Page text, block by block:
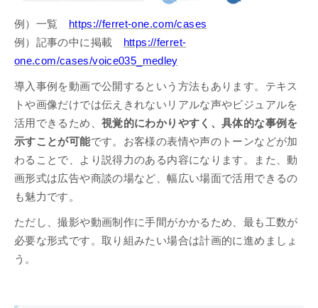
例）一覧
https://ferret-one.com/cases
例）記事の中に掲載
https://ferret-
one.com/cases/voice035_medley
導入事例を動画で公開するという方法もあります。テキス
トや画像だけでは伝えきれないリアルな声やビジュアルを
活用できるため、 視覚的にわかりやすく、具体的な事例を
示すことが可能です。お客様の表情や声のトーンなどが加
わることで、より説得力のある内容になります。また、動
画形式は広告や商談の場など、幅広い場面で活用できるの
も魅力です。
ただし、撮影や動画制作に手間がかかるため、最も工数が
必要な形式です。取り組みたい場合は計画的に進めましょ
う。